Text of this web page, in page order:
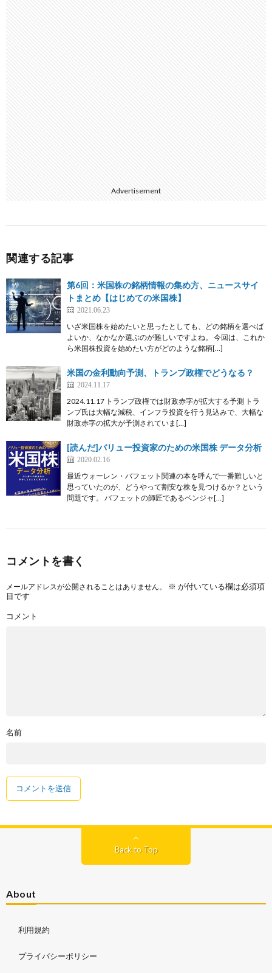
Advertisement
関連する記事
第6回：米国株の銘柄情報の集め方、ニュースサイ
トまとめ【はじめての米国株】
2021.06.23
いざ米国株を始めたいと思ったとしても、どの銘柄を選べば
よいか、なかなか選ぶのが難しいですよね。 今回は、これか
ら米国株投資を始めたい方がどのような銘柄[…]
米国の金利動向予測、トランプ政権でどうなる？
2024.11.17
2024.11.17 トランプ政権では財政赤字が拡大する予測 トラ
ンプ氏は大幅な減税、インフラ投資を行う見込みで、大幅な
財政赤字の拡大が予測されていま[…]
[読んだ]バリュー投資家のための米国株 データ分析
2020.02.16
最近ウォーレン・バフェット関連の本を呼んで一番難しいと
思っていたのが、どうやって割安な株を見つけるか？という
問題です。 バフェットの師匠であるベンジャ[…]
コメントを書く
メールアドレスが公開されることはありません。 ※ が付いている欄は必須項
目です
コメント
名前
Back to Top
About
利用規約
プライバシーポリシー